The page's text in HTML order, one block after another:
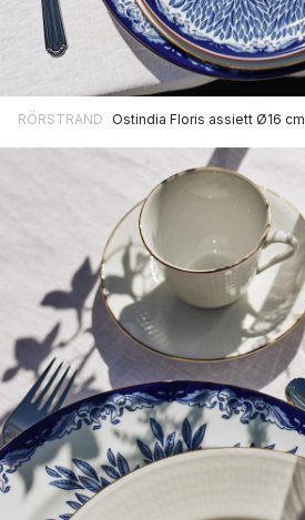
RÖRSTRAND Ostindia Floris assiett Ø16 cm